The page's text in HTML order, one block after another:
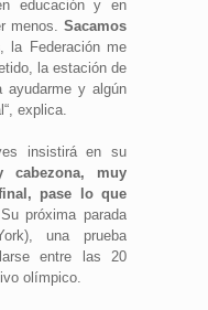
educación y en
menos. Sacamos
, la Federación me
la estación de
ayudarme y algún
explica.
insistirá en su
cabezona, muy
pase lo que
próxima parada
una prueba
entre las 20
olímpico.